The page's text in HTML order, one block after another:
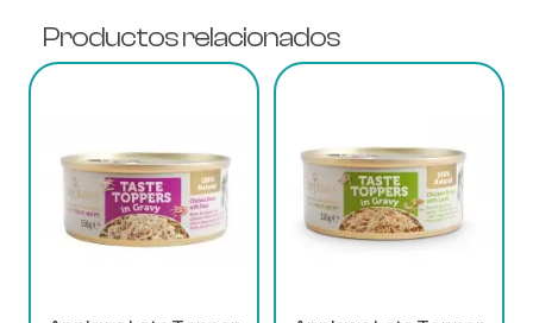
Productos relacionados
tiene
múltiples
variantes.
Las
opciones
tiene
múltiples
variantes.
Las
opciones